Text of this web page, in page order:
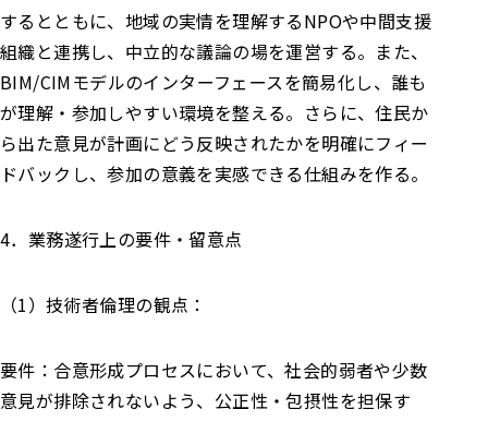
するとともに、地域の実情を理解するNPOや中間支援
組織と連携し、中立的な議論の場を運営する。また、
BIM/CIMモデルのインターフェースを簡易化し、誰も
が理解・参加しやすい環境を整える。さらに、住民か
ら出た意見が計画にどう反映されたかを明確にフィー
ドバックし、参加の意義を実感できる仕組みを作る。
4．業務遂行上の要件・留意点
（1）技術者倫理の観点：
要件：合意形成プロセスにおいて、社会的弱者や少数
意見が排除されないよう、公正性・包摂性を担保す